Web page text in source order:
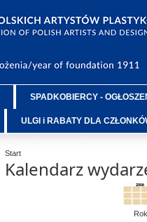
SPADKOBIERCY -
ULGI i RABATY DLA
Start
Kalendarz
Rok